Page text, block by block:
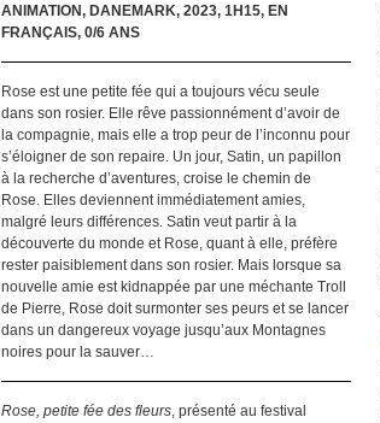
ANIMATION, DANEMARK, 2023, 1H15, EN
FRANÇAIS, 0/6 ANS
Rose est une petite fée qui a toujours vécu seule
dans son rosier. Elle rêve passionnément d’avoir de
la compagnie, mais elle a trop peur de l’inconnu pour
s’éloigner de son repaire. Un jour, Satin, un papillon
à la recherche d’aventures, croise le chemin de
Rose. Elles deviennent immédiatement amies,
malgré leurs différences. Satin veut partir à la
découverte du monde et Rose, quant à elle, préfère
rester paisiblement dans son rosier. Mais lorsque sa
nouvelle amie est kidnappée par une méchante Troll
de Pierre, Rose doit surmonter ses peurs et se lancer
dans un dangereux voyage jusqu’aux Montagnes
noires pour la sauver…
Rose, petite fée des fleurs, présenté au festival